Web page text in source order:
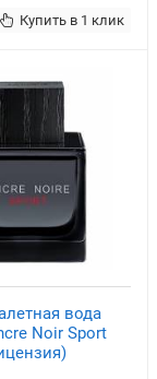
Купить в 1 клик
вода
Noir Sport